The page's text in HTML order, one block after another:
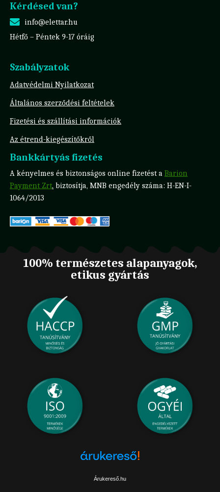
Kérdésed van?
info@elettar.hu
Hétfő – Péntek 9-17 óráig
Szabályzatok
Adatvédelmi Nyilatkozat
Általános szerződési feltételek
Fizetési és szállítási információk
Az étrend-kiegészítőkről
Bankkártyás fizetés
A kényelmes és biztonságos online fizetést a Barion
Payment Zrt. biztosítja, MNB engedély száma: H-EN-I-
1064/2013
100% természetes alapanyagok,
etikus gyártás
Árukereső.hu